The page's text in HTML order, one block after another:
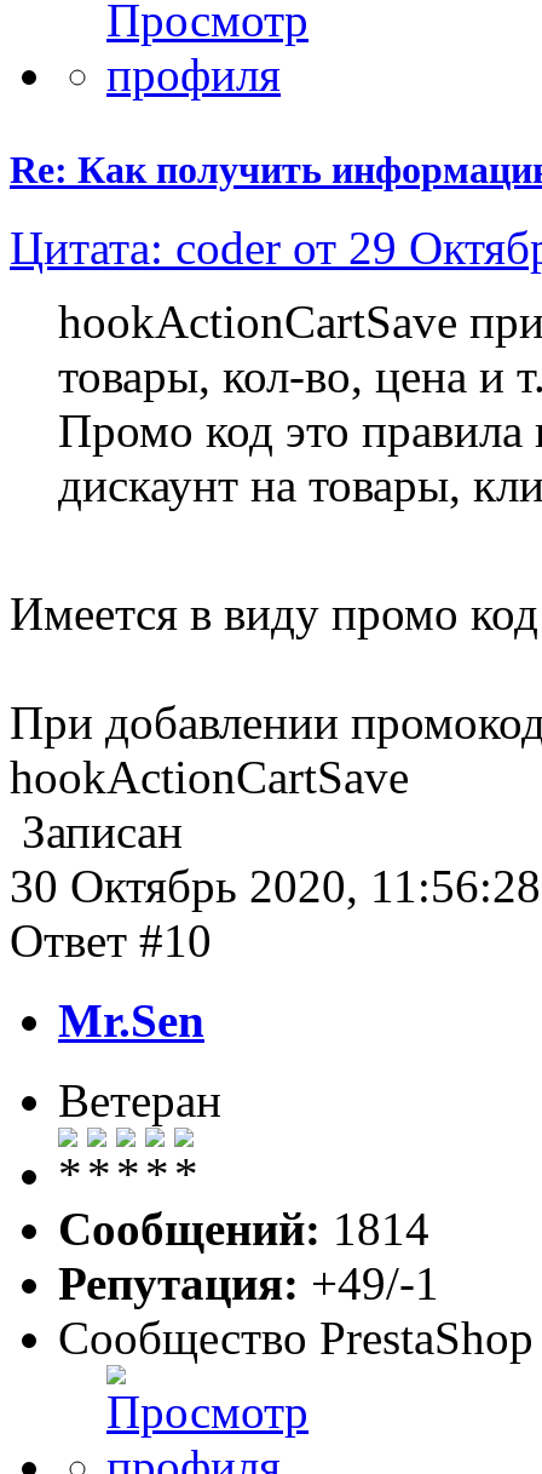
Re: Как получить
Цитата: coder от 29
hookActionCartSave
товары, кол-во, цена и
Промо код это правила
дискаунт на товары,
Имеется в виду промо
При добавлении
hookActionCartSave
Записан
30 Октябрь 2020, 11:56:28
Ответ #10
Mr.Sen
Ветеран
Сообщений: 1814
Репутация: +49/-1
Сообщество PrestaShop